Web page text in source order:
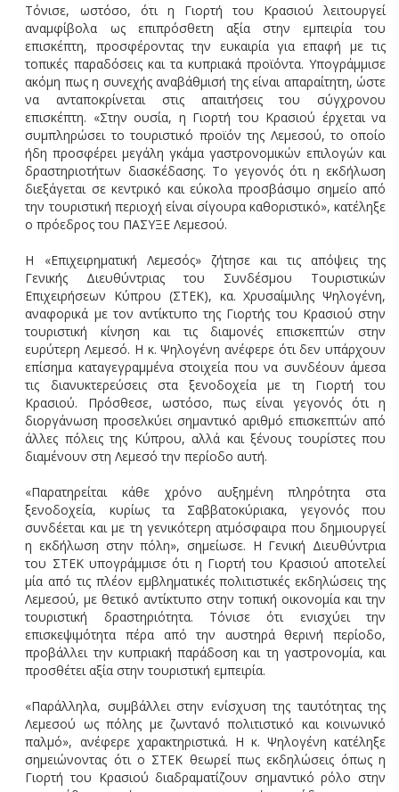
Τόνισε, ωστόσο, ότι η Γιορτή του Κρασιού λειτουργεί
αναμφίβολα ως επιπρόσθετη αξία στην εμπειρία του
επισκέπτη, προσφέροντας την ευκαιρία για επαφή με τις
τοπικές παραδόσεις και τα κυπριακά προϊόντα. Υπογράμμισε
ακόμη πως η συνεχής αναβάθμισή της είναι απαραίτητη, ώστε
να ανταποκρίνεται στις απαιτήσεις του σύγχρονου
επισκέπτη. «Στην ουσία, η Γιορτή του Κρασιού έρχεται να
συμπληρώσει το τουριστικό προϊόν της Λεμεσού, το οποίο
ήδη προσφέρει μεγάλη γκάμα γαστρονομικών επιλογών και
δραστηριοτήτων διασκέδασης. Το γεγονός ότι η εκδήλωση
διεξάγεται σε κεντρικό και εύκολα προσβάσιμο σημείο από
την τουριστική περιοχή είναι σίγουρα καθοριστικό», κατέληξε
ο πρόεδρος του ΠΑΣΥΞΕ Λεμεσού.
Η «Επιχειρηματική Λεμεσός» ζήτησε και τις απόψεις της
Γενικής Διευθύντριας του Συνδέσμου Τουριστικών
Επιχειρήσεων Κύπρου (ΣΤΕΚ), κα. Χρυσαίμιλης Ψηλογένη,
αναφορικά με τον αντίκτυπο της Γιορτής του Κρασιού στην
τουριστική κίνηση και τις διαμονές επισκεπτών στην
ευρύτερη Λεμεσό. Η κ. Ψηλογένη ανέφερε ότι δεν υπάρχουν
επίσημα καταγεγραμμένα στοιχεία που να συνδέουν άμεσα
τις διανυκτερεύσεις στα ξενοδοχεία με τη Γιορτή του
Κρασιού. Πρόσθεσε, ωστόσο, πως είναι γεγονός ότι η
διοργάνωση προσελκύει σημαντικό αριθμό επισκεπτών από
άλλες πόλεις της Κύπρου, αλλά και ξένους τουρίστες που
διαμένουν στη Λεμεσό την περίοδο αυτή.
«Παρατηρείται κάθε χρόνο αυξημένη πληρότητα στα
ξενοδοχεία, κυρίως τα Σαββατοκύριακα, γεγονός που
συνδέεται και με τη γενικότερη ατμόσφαιρα που δημιουργεί
η εκδήλωση στην πόλη», σημείωσε. Η Γενική Διευθύντρια
του ΣΤΕΚ υπογράμμισε ότι η Γιορτή του Κρασιού αποτελεί
μία από τις πλέον εμβληματικές πολιτιστικές εκδηλώσεις της
Λεμεσού, με θετικό αντίκτυπο στην τοπική οικονομία και την
τουριστική δραστηριότητα. Τόνισε ότι ενισχύει την
επισκεψιμότητα πέρα από την αυστηρά θερινή περίοδο,
προβάλλει την κυπριακή παράδοση και τη γαστρονομία, και
προσθέτει αξία στην τουριστική εμπειρία.
«Παράλληλα, συμβάλλει στην ενίσχυση της ταυτότητας της
Λεμεσού ως πόλης με ζωντανό πολιτιστικό και κοινωνικό
παλμό», ανέφερε χαρακτηριστικά. Η κ. Ψηλογένη κατέληξε
σημειώνοντας ότι ο ΣΤΕΚ θεωρεί πως εκδηλώσεις όπως η
Γιορτή του Κρασιού διαδραματίζουν σημαντικό ρόλο στην